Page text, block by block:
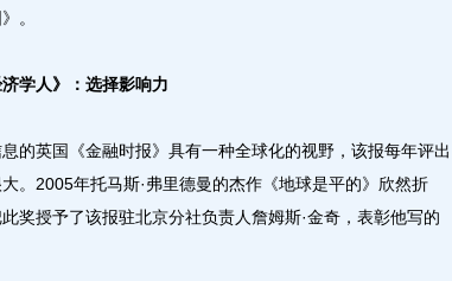
。
济学人》：选择影响力
英国《金融时报》具有一种全球化的视野，该报每年评出
。2005年托马斯·弗里德曼的杰作《地球是平的》欣然折
奖授予了该报驻北京分社负责人詹姆斯·金奇，表彰他写的